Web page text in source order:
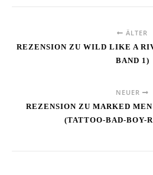
ÄLTER
REZENSION ZU WILD LIKE A
BAND 1)
NEUER
REZENSION ZU MARKED
(TATTOO-BAD-BOY-